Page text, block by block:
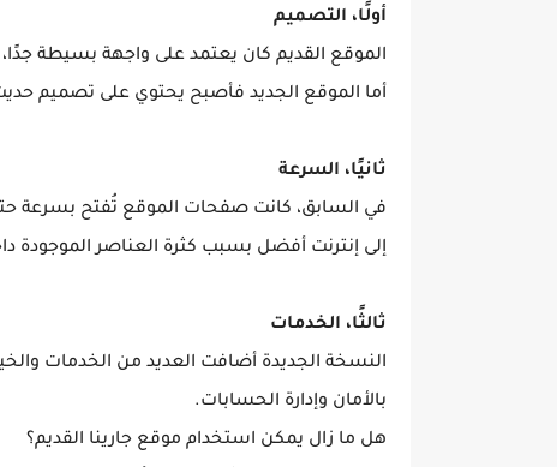
أولًا، التصميم
الموقع القديم كان يعتمد على واجهة بسيطة
أما الموقع الجديد فأصبح يحتوي على تصميم
ثانيًا، السرعة
في السابق، كانت صفحات الموقع تُفتح بسرعة حتى
إلى إنترنت أفضل بسبب كثرة العناصر الموجودة
ثالثًا، الخدمات
النسخة الجديدة أضافت العديد من الخدمات
بالأمان وإدارة الحسابات.
هل ما زال يمكن استخدام موقع جارينا القديم؟